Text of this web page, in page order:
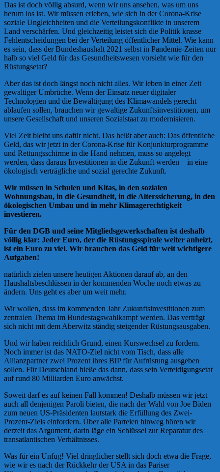
Das ist doch völlig absurd, wenn wir uns ansehen, was um uns
herum los ist. Wir müssen erleben, wie sich in der Corona-Krise
soziale Ungleichheiten und die Verteilungskonflikte in unserem
Land verschärfen. Und gleichzeitig leistet sich die Politik krasse
Fehlentscheidungen bei der Verteilung öffentlicher Mittel. Wie kann
es sein, dass der Bundeshaushalt 2021 selbst in Pandemie-Zeiten nur
halb so viel Geld für das Gesundheitswesen vorsieht wie für den
Rüstungsetat?
Aber das ist doch längst noch nicht alles. Wir leben in einer Zeit
gewaltiger Umbrüche. Wenn der Einsatz neuer digitaler
Technologien und die Bewältigung des Klimawandels gerecht
ablaufen sollen, brauchen wir gewaltige Zukunftsinvestitionen, um
unsere Gesellschaft und unseren Sozialstaat zu modernisieren.
Viel Zeit bleibt uns dafür nicht. Das heißt aber auch: Das öffentliche
Geld, das wir jetzt in der Corona-Krise für Konjunkturprogramme
und Rettungsschirme in die Hand nehmen, muss so angelegt
werden, dass daraus Investitionen in die Zukunft werden – in eine
ökologisch verträgliche und sozial gerechte Zukunft.
Wir müssen in Schulen und Kitas, in den sozialen
Wohnungsbau, in die Gesundheit, in die Alterssicherung, in den
ökologischen Umbau und in mehr Klimagerechtigkeit
investieren.
Für den DGB und seine Mitgliedsgewerkschaften ist deshalb
völlig klar: Jeder Euro, der die Rüstungsspirale weiter anheizt,
ist ein Euro zu viel. Wir brauchen das Geld für weit wichtigere
Aufgaben!
natürlich zielen unsere heutigen Aktionen darauf ab, an den
Haushaltsbeschlüssen in der kommenden Woche noch etwas zu
ändern. Uns geht es aber um weit mehr.
Wir wollen, dass im kommenden Jahr Zukunftsinvestitionen zum
zentralen Thema im Bundestagswahlkampf werden. Das verträgt
sich nicht mit dem Aberwitz ständig steigender Rüstungsausgaben.
Und wir haben reichlich Grund, einen Kurswechsel zu fordern.
Noch immer ist das NATO-Ziel nicht vom Tisch, dass alle
Allianzpartner zwei Prozent ihres BIP für Aufrüstung ausgeben
sollen. Für Deutschland hieße das dann, dass sein Verteidigungsetat
auf rund 80 Milliarden Euro anwächst.
Soweit darf es auf keinen Fall kommen! Deshalb müssen wir jetzt
auch all denjenigen Paroli bieten, die nach der Wahl von Joe Biden
zum neuen US-Präsidenten lautstark die Erfüllung des Zwei-
Prozent-Ziels einfordern. Über alle Parteien hinweg hören wir
derzeit das Argument, darin läge ein Schlüssel zur Reparatur des
transatlantischen Verhältnisses.
Was für ein Unfug! Viel dringlicher stellt sich doch etwa die Frage,
wie wir es nach der Rückkehr der USA in das Pariser